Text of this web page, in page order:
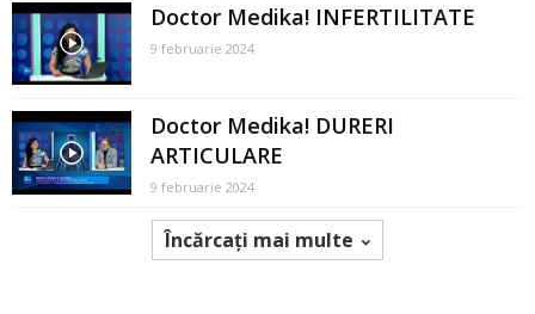
Doctor Medika! INFERTILITATE
9 februarie 2024
Doctor Medika! DURERI
ARTICULARE
9 februarie 2024
Încărcați mai multe